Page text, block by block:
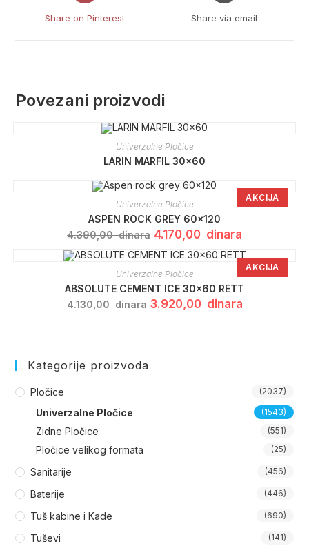
Share on Pinterest Share via email
Povezani proizvodi
Univerzalne Pločice
LARIN MARFIL 30×60
AKCIJA
Univerzalne Pločice
ASPEN ROCK GREY 60×120
4.390,00dinara Originalna
cena
je
bila:
4.390,00 dinara.
4.170,00 dinara
je:
4.170,00
AKCIJA
Univerzalne Pločice
ABSOLUTE CEMENT ICE 30×60 RETT
4.130,00dinara Originalna
cena
3.920,00 dinaraTrenutna
cena
Kategorije proizvoda
Pločice (2037)
Univerzalne Pločice (1543)
Zidne Pločice (551)
Pločice velikog formata (25)
Sanitarije (456)
Baterije (446)
Tuš kabine i Kade (690)
Tuševi (141)